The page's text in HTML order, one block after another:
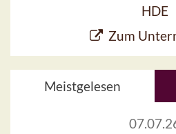
HDE
Zum
Meistgelesen